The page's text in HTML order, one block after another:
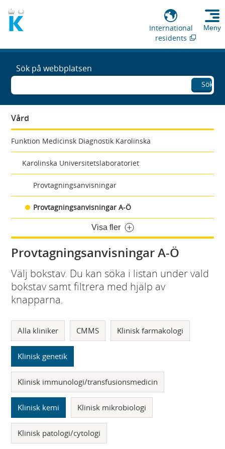
International
residents
Meny
Sök på webbplatsen
Sök
Vård
Funktion Medicinsk Diagnostik Karolinska
Karolinska Universitetslaboratoriet
Provtagningsanvisningar
Provtagningsanvisningar A-Ö
Visa fler
Provtagningsanvisningar A-Ö
Välj bokstav. Du kan söka i listan under vald
bokstav samt filtrera med hjälp av
knapparna.
Alla kliniker CMMS Klinisk farmakologi
Klinisk genetik
Klinisk immunologi/transfusionsmedicin
Klinisk kemi Klinisk mikrobiologi
Klinisk patologi/cytologi